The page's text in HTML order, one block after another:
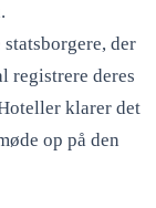
der
registrere deres
klarer det
op på den